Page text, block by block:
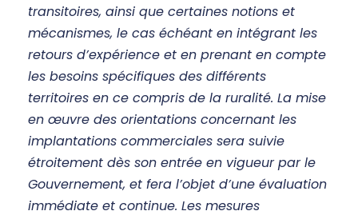
transitoires, ainsi que certaines notions et
mécanismes, le cas échéant en intégrant les
retours d’expérience et en prenant en compte
les besoins spécifiques des différents
territoires en ce compris de la ruralité. La mise
en œuvre des orientations concernant les
implantations commerciales sera suivie
étroitement dès son entrée en vigueur par le
Gouvernement, et fera l’objet d’une évaluation
immédiate et continue. Les mesures